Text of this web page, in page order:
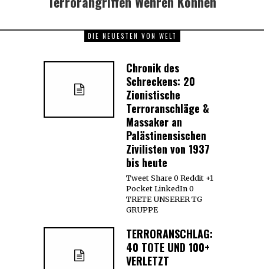
DIE NEUESTEN VON WELT
Chronik des
Schreckens: 20
Zionistische
Terroranschläge &
Massaker an
Palästinensischen
Zivilisten von 1937
bis heute
Tweet Share 0 Reddit +1
Pocket LinkedIn 0
TRETE UNSERER TG
GRUPPE
TERRORANSCHLAG:
40 TOTE UND 100+
VERLETZT